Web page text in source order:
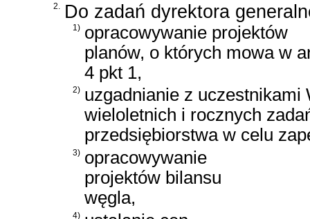
2. Do zadań dyrektora
1) opracowywanie projektów
planów, o których mowa w
4 pkt 1,
2) uzgadnianie z uczestnikami
wieloletnich i rocznych
przedsiębiorstwa w celu
3) opracowywanie
projektów bilansu
węgla,
4)